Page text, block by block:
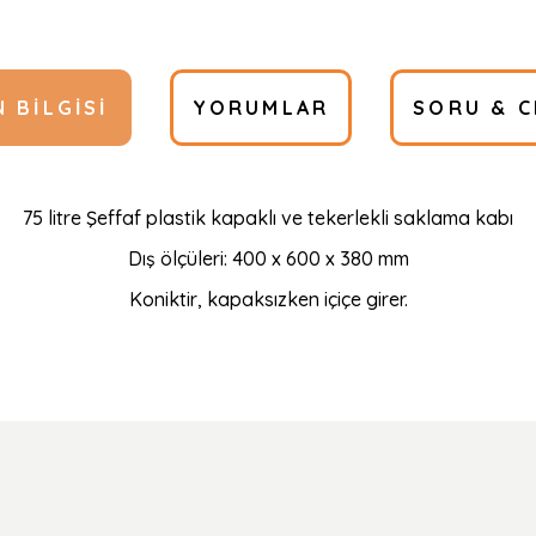
BILGISI YORUMLAR SORU &
75 litre Şeffaf plastik kapaklı ve tekerlekli saklama kabı
Dış ölçüleri: 400 x 600 x 380 mm
Koniktir, kapaksızken içiçe girer.